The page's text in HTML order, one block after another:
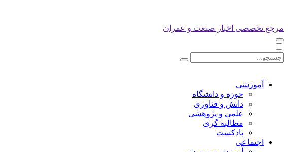
مرجع تخصصی اخبار صنعت و عمران
آموزشی
حوزه و دانشگاه
دانش و فناوری
علمی و پژوهشی
مطالبه گری
پادکست
اجتماعی